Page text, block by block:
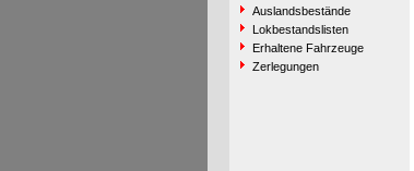
Auslandsbestände
Lokbestandslisten
Erhaltene Fahrzeuge
Zerlegungen